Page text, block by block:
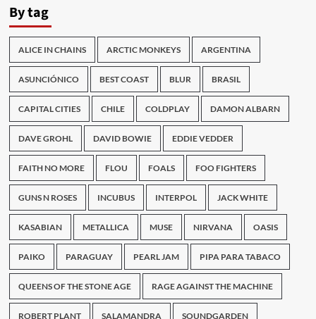
By tag
ALICE IN CHAINS ARCTIC MONKEYS ARGENTINA
ASUNCIÓNICO BEST COAST BLUR BRASIL
CAPITAL CITIES CHILE COLDPLAY DAMON ALBARN
DAVE GROHL DAVID BOWIE EDDIE VEDDER
FAITH NO MORE FLOU FOALS FOO FIGHTERS
GUNS N ROSES INCUBUS INTERPOL JACK WHITE
KASABIAN METALLICA MUSE NIRVANA OASIS
PAIKO PARAGUAY PEARL JAM PIPA PARA TABACO
QUEENS OF THE STONE AGE RAGE AGAINST THE MACHINE
ROBERT PLANT SALAMANDRA SOUNDGARDEN